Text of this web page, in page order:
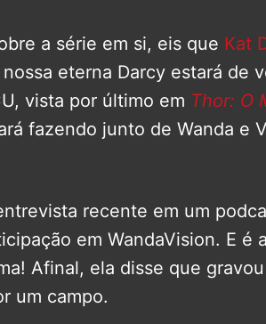
a série em si, eis que Kat
eterna Darcy estará de
vista por último em Thor: O
fazendo junto de Wanda e
recente em um
em WandaVision. E é
Afinal, ela disse que
um campo.